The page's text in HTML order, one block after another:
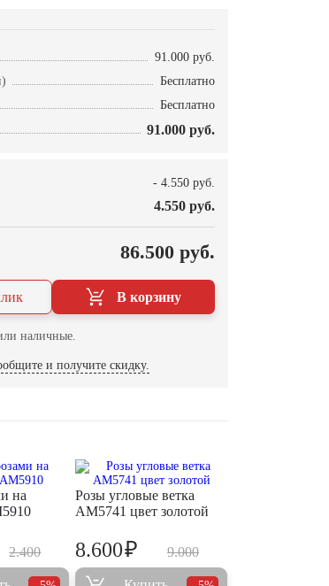
91.000 руб.
Бесплатно
Бесплатно
91.000 руб.
- 4.550 руб.
4.550 руб.
86.500 руб.
В корзину
наличные.
и получите скидку.
на
2.400
Розы угловые ветка
AM5741 цвет золотой
9.000
8.600₽